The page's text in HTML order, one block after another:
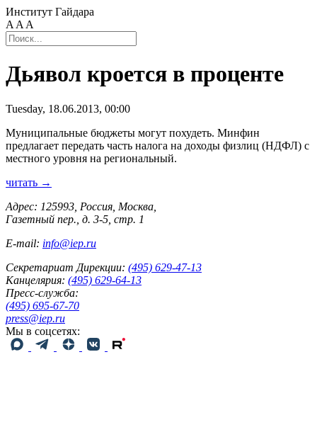
Институт Гайдара
A A A
Дьявол кроется в проценте
Tuesday, 18.06.2013, 00:00
Муниципальные бюджеты могут похудеть. Минфин
предлагает передать часть налога на доходы физлиц (НДФЛ) с
местного уровня на региональный.
читать →
Адрес: 125993, Россия, Москва,
Газетный пер., д. 3-5, стр. 1
E-mail: info@iep.ru
Секретариат Дирекции: (495) 629-47-13
Канцелярия: (495) 629-64-13
Пресс-служба:
(495) 695-67-70
press@iep.ru
Мы в соцсетях: